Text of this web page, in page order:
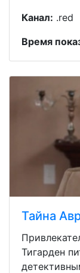
Канал: .red
Время
Тайна
Тигарден